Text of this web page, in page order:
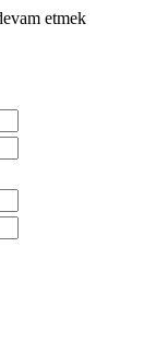
etmek